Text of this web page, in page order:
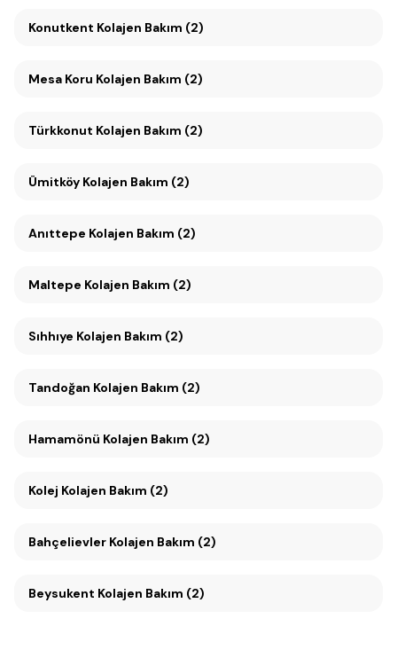
Konutkent Kolajen Bakım (2)
Mesa Koru Kolajen Bakım (2)
Türkkonut Kolajen Bakım (2)
Ümitköy Kolajen Bakım (2)
Anıttepe Kolajen Bakım (2)
Maltepe Kolajen Bakım (2)
Sıhhıye Kolajen Bakım (2)
Tandoğan Kolajen Bakım (2)
Hamamönü Kolajen Bakım (2)
Kolej Kolajen Bakım (2)
Bahçelievler Kolajen Bakım (2)
Beysukent Kolajen Bakım (2)